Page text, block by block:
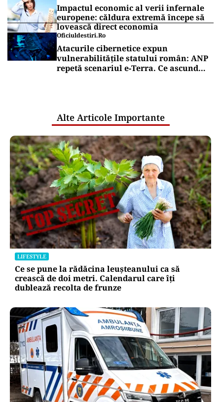
Impactul economic al verii infernale
europene: căldura extremă începe să
lovească direct economia
Oficiuldestiri.ro
Atacurile cibernetice expun
vulnerabilitățile statului român: ANP
repetă scenariul e‑Terra. Ce ascund
Alte Articole Importante
LIFESTYLE
Ce se pune la rădăcina leușteanului ca să
crească de doi metri. Calendarul care îți
dublează recolta de frunze